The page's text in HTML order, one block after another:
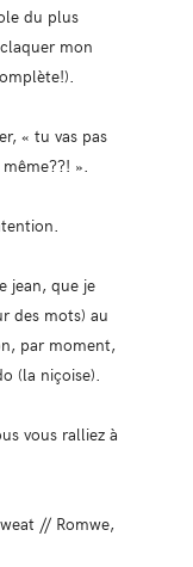
du plus
mon
« tu vas pas
».
jean, que je
des mots) au
par moment,
(la niçoise).
vous ralliez à
// Romwe,